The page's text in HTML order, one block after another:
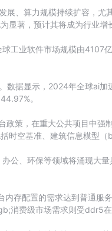
、算力规模持续扩容，尤
著，预计其将成为行业
工业软件市场规模由4107
数据显示，2024年全球ai
。
策，在重大公共项目中强
空基准、建筑信息模型（
公、环保等领域将涌现大
存配置的需求达到普通服
消费级市场需求则受ddr5